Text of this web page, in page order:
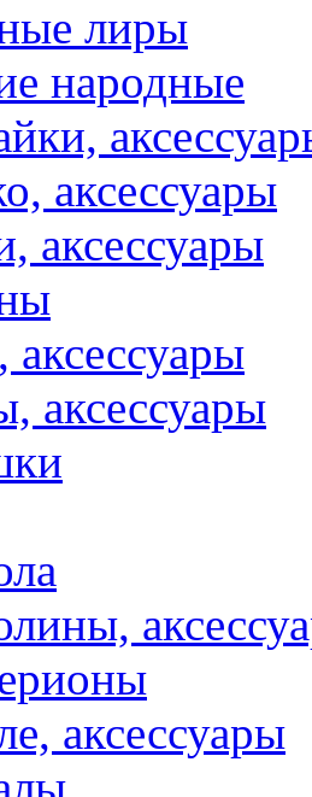
лиры
народные
аксессуары
аксессуары
аксессуары
аксессуары
аксессуары